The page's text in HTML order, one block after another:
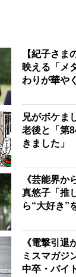
ネジャー
せん
サバイバル術
【紀子さま
映える「メ
わりが華や
兄がボケま
老後と「第
きました」
《芸能界か
真悠子「推
ら“大好き”
場は「愛お
《電撃引退
ミスマガジ
中卒・バイ